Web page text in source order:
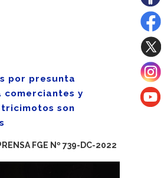
por presunta
comerciantes y
son
FGE Nº 739-DC-2022